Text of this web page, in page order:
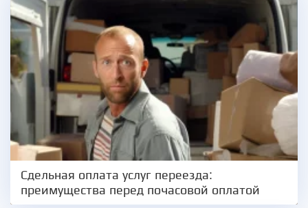
Сдельная оплата услуг переезда:
преимущества перед почасовой оплатой